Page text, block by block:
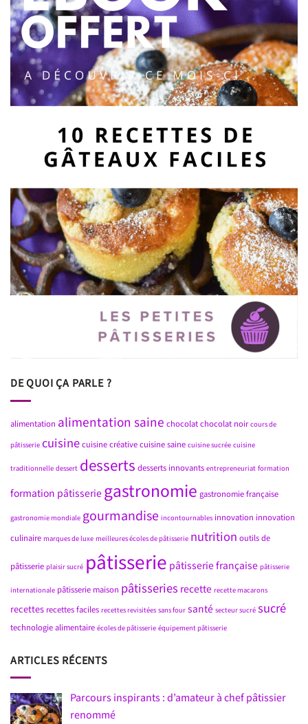
DE QUOI ÇA PARLE ?
alimentation alimentation saine chocolatchocolat noir cours de
pâtisserie cuisinecuisine créativecuisine saine cuisine sucrée cuisine
traditionnelle dessert desserts desserts innovants entrepreneuriat formation
formation pâtisserie gastronomie gastronomie française
gastronomie mondiale gourmandise incontournables innovation innovation
culinaire marques de luxe meilleures écoles de pâtisserie nutrition outils de
pâtisserie plaisir sucré pâtisserie pâtisserie française pâtisserie
internationale pâtisserie maison pâtisseries recette recette macarons
recettes recettes faciles recettes revisitées sans four santé secteur sucré sucré
technologie alimentaire écoles de pâtisserie équipement pâtisserie
ARTICLES RÉCENTS
Parcours inspirants : d’amateur à chef pâtissier
renommé